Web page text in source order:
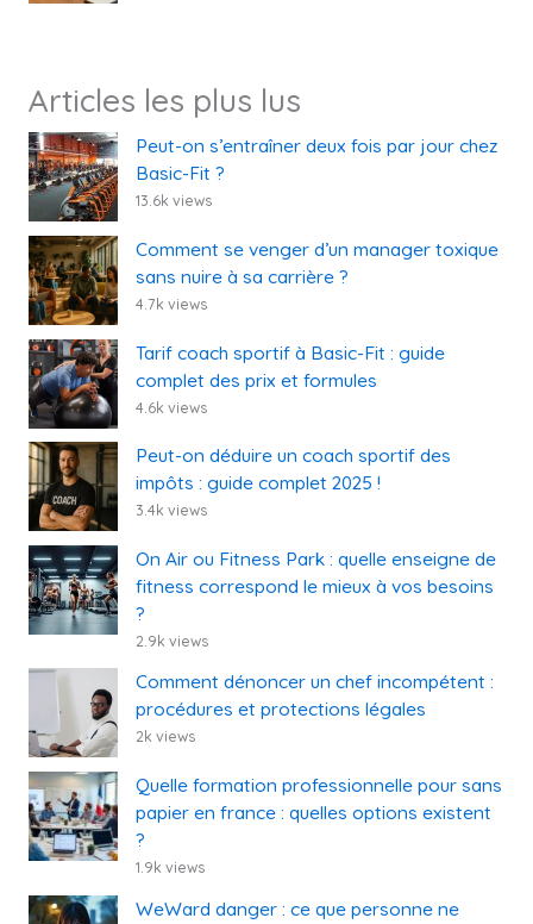
Articles les plus lus
Peut-on s’entraîner deux fois par jour chez
Basic-Fit ?
13.6k views
Comment se venger d’un manager toxique
sans nuire à sa carrière ?
4.7k views
Tarif coach sportif à Basic-Fit : guide
complet des prix et formules
4.6k views
Peut-on déduire un coach sportif des
impôts : guide complet 2025 !
3.4k views
On Air ou Fitness Park : quelle enseigne de
fitness correspond le mieux à vos besoins
?
2.9k views
Comment dénoncer un chef incompétent :
procédures et protections légales
2k views
Quelle formation professionnelle pour sans
papier en france : quelles options existent
?
1.9k views
WeWard danger : ce que personne ne